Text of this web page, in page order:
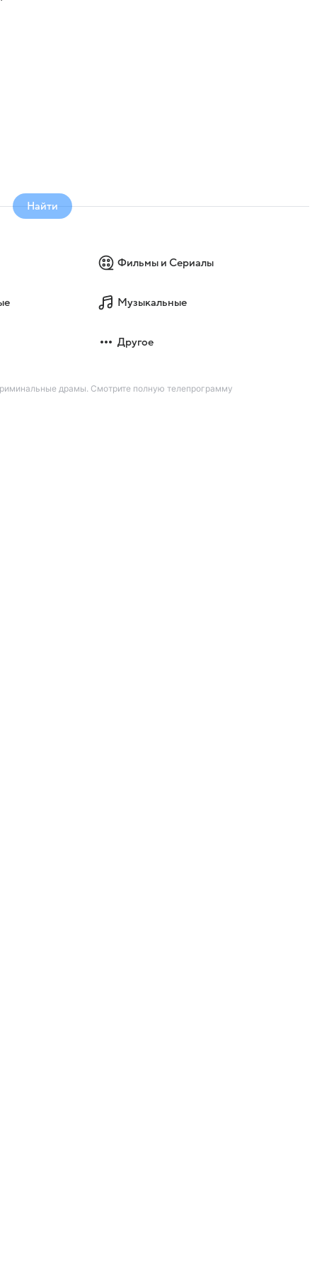
Найти
Фильмы и Сериалы
Музыкальные
Другое
драмы. Смотрите полную телепрограмму